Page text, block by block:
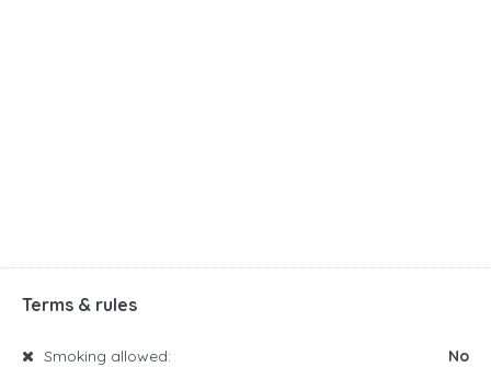
Terms & rules
Smoking allowed:
No